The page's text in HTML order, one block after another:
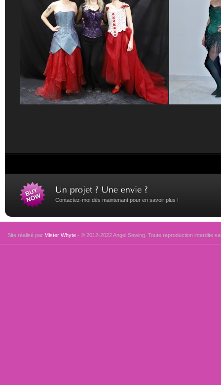
Contactez-moi dès maintenant pour en savoir plus !
Site réalisé par Mister Whyte - © 2012-2022 Angel Sewing. Toute reproduction interdite